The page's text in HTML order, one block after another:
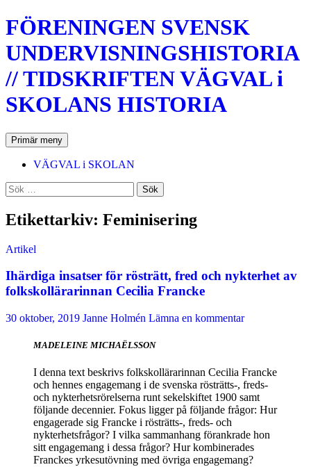
Hoppa
till
innehåll
FÖRENINGEN SVENSK
UNDERVISNINGSHISTORIA
// TIDSKRIFTEN VÄGVAL i
SKOLANS HISTORIA
SökPrimär meny
VÄGVAL i SKOLAN
Sök
efter:
Etikettarkiv: Feminisering
Artikel
Ihärdiga insatser för rösträtt, fred och nykterhet av
folkskollärarinnan Cecilia Francke
30 oktober, 2019 Janne Holmén Lämna en kommentar
MADELEINE MICHAËLSSON
I denna text beskrivs folkskollärarinnan Cecilia Francke
och hennes engagemang i de svenska rösträtts-, freds-
och nykterhetsrörelserna runt sekelskiftet 1900 samt
följande decennier. Fokus ligger på följande frågor: Hur
engagerade sig Francke i rösträtts-, freds- och
nykterhetsfrågor? I vilka sammanhang förankrade hon
sitt engagemang i dessa frågor? Hur kombinerades
Franckes yrkesutövning med övriga engagemang?